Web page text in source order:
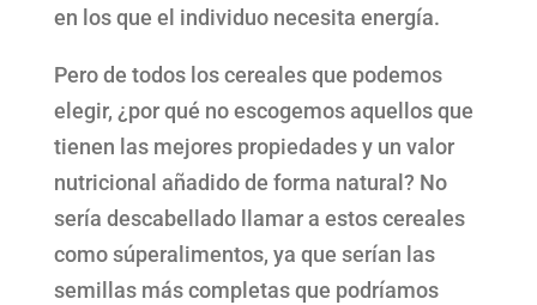
en los que el individuo necesita energía.
Pero de todos los cereales que podemos
elegir, ¿por qué no escogemos aquellos que
tienen las mejores propiedades y un valor
nutricional añadido de forma natural? No
sería descabellado llamar a estos cereales
como súperalimentos, ya que serían las
semillas más completas que podríamos